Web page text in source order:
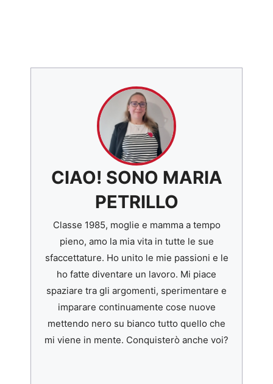
CIAO! SONO MARIA
PETRILLO
Classe 1985, moglie e mamma a tempo
pieno, amo la mia vita in tutte le sue
sfaccettature. Ho unito le mie passioni e le
ho fatte diventare un lavoro. Mi piace
spaziare tra gli argomenti, sperimentare e
imparare continuamente cose nuove
mettendo nero su bianco tutto quello che
mi viene in mente. Conquisterò anche voi?